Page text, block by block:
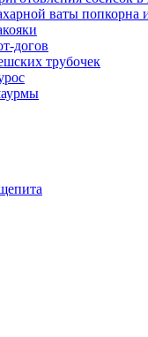
ваты попкорна
догов
трубочек